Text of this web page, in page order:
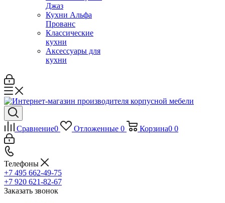
Джаз
Кухни Альфа
Прованс
Классические
кухни
Аксессуары для
кухни
Сравнение0 Отложенные 0 Корзина0 0
Телефоны
+7 495 662-49-75
+7 920 621-82-67
Заказать звонок